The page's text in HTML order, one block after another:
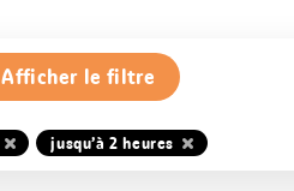
Afficher le filtre
jusqu’à 2 heures